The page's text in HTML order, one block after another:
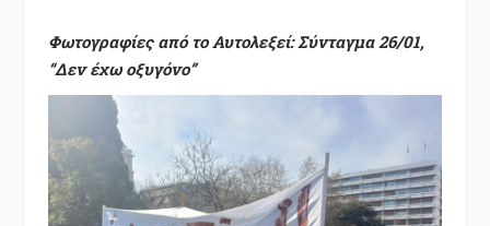
Φωτογραφίες από το Αυτολεξεί: Σύνταγμα 26/01,
“Δεν έχω οξυγόνο”